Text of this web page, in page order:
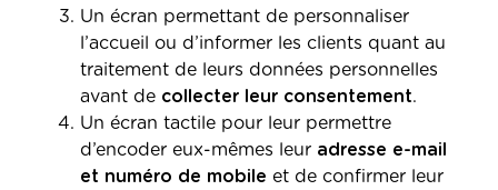
Un écran permettant de personnaliser
l’accueil ou d’informer les clients quant au
traitement de leurs données personnelles
avant de collecter leur consentement.
Un écran tactile pour leur permettre
d’encoder eux-mêmes leur adresse e-mail
et numéro de mobile et de confirmer leur